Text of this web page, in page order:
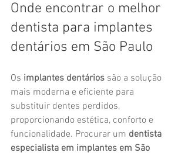
Onde encontrar o melhor
dentista para implantes
dentários em São Paulo
Os implantes dentários são a solução
mais moderna e eficiente para
substituir dentes perdidos,
proporcionando estética, conforto e
funcionalidade. Procurar um dentista
especialista em implantes em São